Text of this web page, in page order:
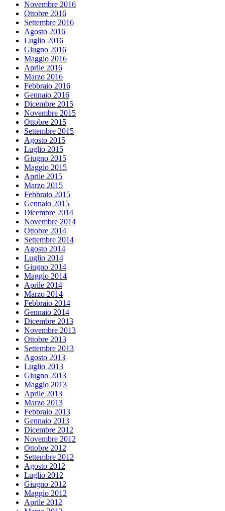
Novembre 2016
Ottobre 2016
Settembre 2016
Agosto 2016
Luglio 2016
Giugno 2016
Maggio 2016
Aprile 2016
Marzo 2016
Febbraio 2016
Gennaio 2016
Dicembre 2015
Novembre 2015
Ottobre 2015
Settembre 2015
Agosto 2015
Luglio 2015
Giugno 2015
Maggio 2015
Aprile 2015
Marzo 2015
Febbraio 2015
Gennaio 2015
Dicembre 2014
Novembre 2014
Ottobre 2014
Settembre 2014
Agosto 2014
Luglio 2014
Giugno 2014
Maggio 2014
Aprile 2014
Marzo 2014
Febbraio 2014
Gennaio 2014
Dicembre 2013
Novembre 2013
Ottobre 2013
Settembre 2013
Agosto 2013
Luglio 2013
Giugno 2013
Maggio 2013
Aprile 2013
Marzo 2013
Febbraio 2013
Gennaio 2013
Dicembre 2012
Novembre 2012
Ottobre 2012
Settembre 2012
Agosto 2012
Luglio 2012
Giugno 2012
Maggio 2012
Aprile 2012